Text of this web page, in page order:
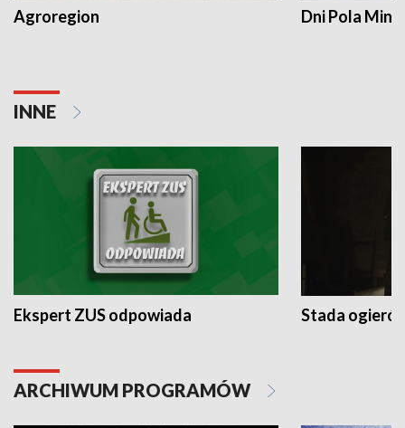
Agroregion Dni Pola
INNE
Ekspert ZUS odpowiada Stada
ARCHIWUM PROGRAMÓW